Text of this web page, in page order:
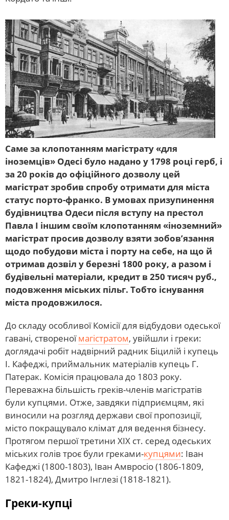
Саме за клопотанням магістрату «для
іноземців» Одесі було надано у 1798 році герб, і
за 20 років до офіційного дозволу цей
магістрат зробив спробу отримати для міста
статус порто-франко. В умовах призупинення
будівництва Одеси після вступу на престол
Павла І іншим своїм клопотанням «іноземний»
магістрат просив дозволу взяти зобов’язання
щодо побудови міста і порту на себе, на що й
отримав дозвіл у березні 1800 року, а разом і
будівельні матеріали, кредит в 250 тисяч руб.,
подовження міських пільг. Тобто існування
міста продовжилося.
До складу особливої Комісії для відбудови одеської
гавані, створеноїмагістратом, увійшли і греки:
доглядачі робіт надвірний радник Біцилій і купець
І. Кафеджі, приймальник матеріалів купець Г.
Патерак. Комісія працювала до 1803 року.
Переважна більшість греків-членів магістратів
були купцями. Отже, завдяки підприємцям, які
виносили на розгляд держави свої пропозиції,
місто покращувало клімат для ведення бізнесу.
Протягом першої третини ХІХ ст. серед одеських
міських голів троє були греками-купцями: Іван
Кафеджі (1800-1803), Іван Амвросіо (1806-1809,
1821-1824), Дмитро Інглезі (1818-1821).
Греки-купці